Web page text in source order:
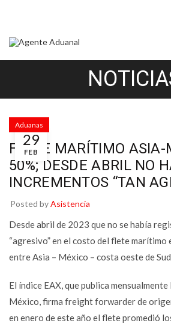
29
FEB
Aduanas
FLETE MARÍTIMO ASIA-
50%; DESDE ABRIL NO
INCREMENTOS “TAN
Posted byAsistencia
Desde abril de 2023 que no se había
“agresivo” en el costo del flete marítimo
entre Asia – México – costa oeste de
El índice EAX, que publica
México, firma freight forwarder de
en enero de este año el flete promedió